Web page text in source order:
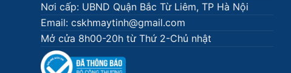
Nơi cấp: UBND Quận Bắc Từ Liêm, TP Hà Nội
Email: cskhmaytinh@gmail.com
Mở cửa 8h00-20h từ Thứ 2-Chủ nhật